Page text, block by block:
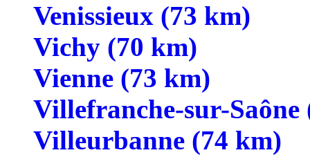
Venissieux (73 km)
Vichy (70 km)
Vienne (73 km)
Villefranche-sur-Saône
Villeurbanne (74 km)